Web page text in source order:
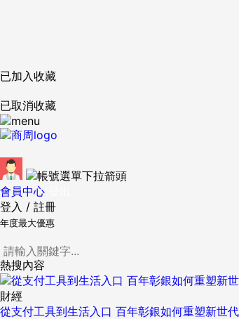
已加入收藏
已取消收藏
會員中心
登入 / 註冊
年度最大優惠
熱搜內容
財經
從支付工具到生活入口 百年彰銀如何重塑新世